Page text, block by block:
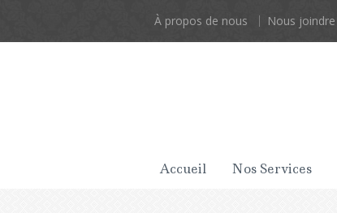
À propos de nous Nous joindre
Accueil Nos Services